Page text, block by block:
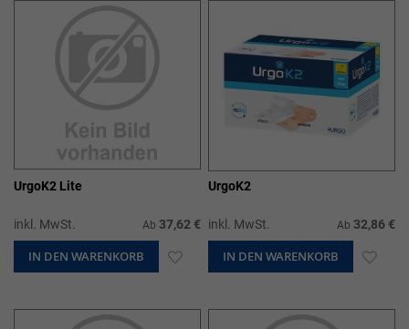
UrgoK2 Lite
inkl. MwSt. Ab 37,62 €
IN DEN WARENKORB ZUR
UrgoK2
inkl. MwSt. Ab 32,86 €
IN DEN WARENKORB ZUR